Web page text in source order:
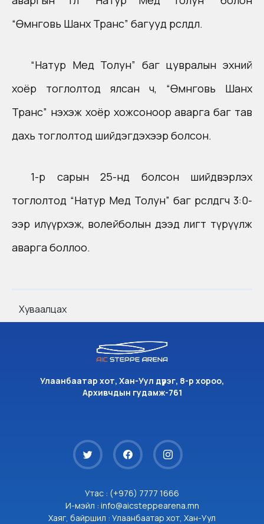
“Өмнөговь Шанх Транс” багууд өрсөлдлөө.
“Натур Мед Толун” баг цувралын эхний
хоёр тоглолтод ялсан ч, “Өмнөговь Шанх
Транс” нэхэж хоёр хожсоноор аварга баг тав
дахь тоглолтод шийдэгдэхээр болсон.
1-р сарын 25-нд болсон шийдвэрлэх
тоглолтод “Натур Мед Толун” баг өрсөлдөгчөө 3:0-
ээр илүүрхэж, волейболын дээд лигт түрүүлж
аварга боллоо.
Хуваалцах
Улаанбаатар хот, Хан-Уул дүүрэг, 8-р хороо,
Архивчдын гудамж-761
Утас : (+976) 7777 1666
И-мэйл : info@aicsteppearena.mn
Хаяг, байршил : Улаанбаатар хот, Хан-Уул